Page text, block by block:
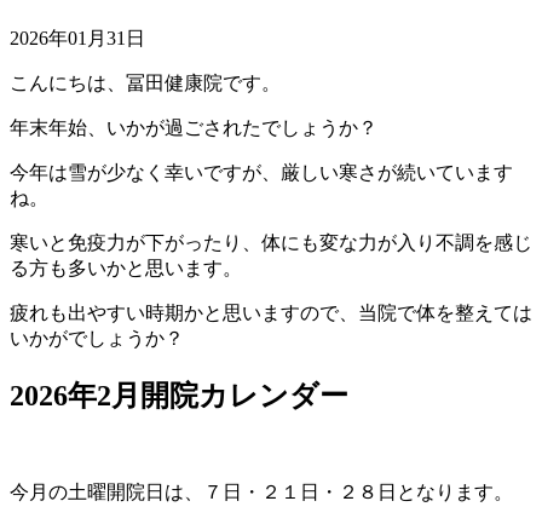
2026年01月31日
こんにちは、冨田健康院です。
年末年始、いかが過ごされたでしょうか？
今年は雪が少なく幸いですが、厳しい寒さが続いています
ね。
寒いと免疫力が下がったり、体にも変な力が入り不調を感じ
る方も多いかと思います。
疲れも出やすい時期かと思いますので、当院で体を整えては
いかがでしょうか？
2026年2月開院カレンダー
今月の土曜開院日は、７日・２１日・２８日となります。